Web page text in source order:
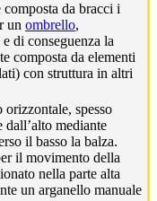
da bracci i
un ombrello,
di conseguenza la
composta da elementi
con struttura in altri
orizzontale, spesso
mediante
il basso la balza.
il movimento della
nella parte alta
un arganello manuale